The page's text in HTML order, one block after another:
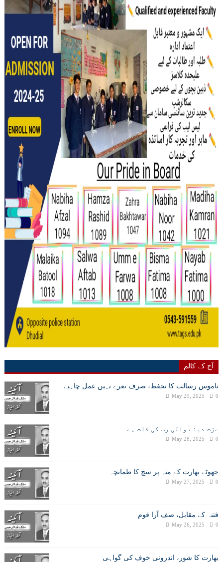
آج کے کالم
ناموس رسالت کا تحفظ، صرف نعرے نہیں عمل چاہیے
May 29, 2025 0
عزت دینے والی رب کی ذات ہے
May 28, 2025 0
جھوٹے بھارت کے منہ پر سچ کا طمانچہ
May 27, 2025 0
فتنہ کے مقابل، صف آرا قوم
May 26, 2025 0
بھارت کا شور، اندرونی خوف کی گواہی